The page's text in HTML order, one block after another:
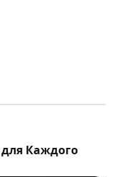
Каждого